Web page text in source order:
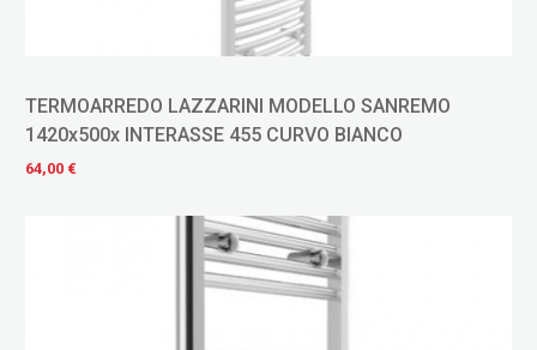
TERMOARREDO LAZZARINI MODELLO SANREMO
1420x500x INTERASSE 455 CURVO BIANCO
64,00 €